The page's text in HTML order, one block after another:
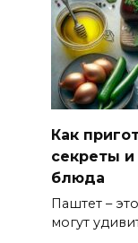
Как
секреты
блюда
Паштет –
могут